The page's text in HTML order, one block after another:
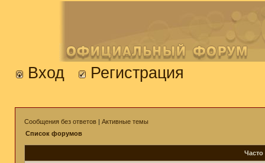
Вход Регистрация
Сообщения без ответов | Активные темы
Список форумов